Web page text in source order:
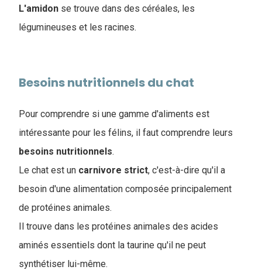
L'amidon se trouve dans des céréales, les
légumineuses et les racines.
Besoins nutritionnels du chat
Pour comprendre si une gamme d'aliments est
intéressante pour les félins, il faut comprendre leurs
besoins nutritionnels.
Le chat est un carnivore strict, c'est-à-dire qu'il a
besoin d'une alimentation composée principalement
de protéines animales.
Il trouve dans les protéines animales des acides
aminés essentiels dont la taurine qu'il ne peut
synthétiser lui-même.